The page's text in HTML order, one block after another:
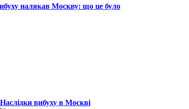
налякав Москву: що це було
вибуху в Москві